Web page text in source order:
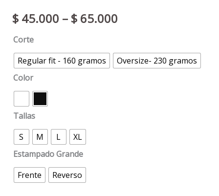
$45.000 – $65.000
Corte
Regular fit - 160 gramos
Oversize- 230 gramos
Color
Tallas
S
M L
XL
Estampado Grande
Frente
Reverso